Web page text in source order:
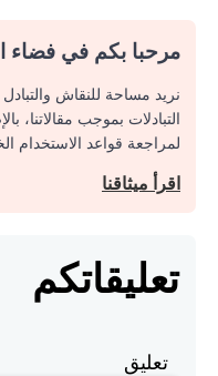
مرحبا بكم في فضاء
نريد مساحة للنقاش
التبادلات بموجب مقالاتنا،
لمراجعة قواعد الاستخدام
اقرأ ميثاقنا
تعليقاتكم
تعليق